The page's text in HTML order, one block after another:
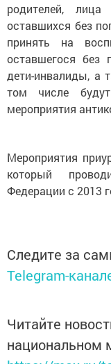
родителей,
оставшихся без
принять на
оставшегося без
дети-инвалиды, а
том числе будут
мероприятия
Мероприятия
который
Федерации с 2013
Следите за
Telegram-
Читайте
национальном